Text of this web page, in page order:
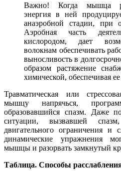
Важно! Когда мышца
энергия в ней
анаэробной стадии, при
Аэробная часть
кислородом, дает
волокнам обеспечивать
выносливость в
образом растяжение
химической, обеспечивая
Травматическая или
мышцу напрячься,
образовавшийся спазм. Даже
ситуации, вызвавшей
двигательного ограничения и
динамические упражнения
мышцы и разорвать замкнутый
Таблица. Способы